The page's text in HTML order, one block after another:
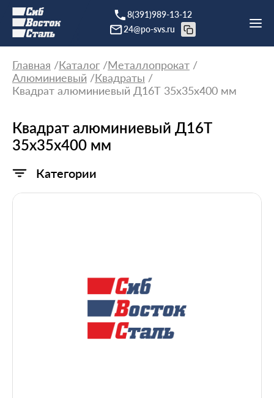
8(391)989-13-12
24@po-svs.ru
Главная Каталог
Металлопрокат
Алюминиевый
Квадраты
Квадрат алюминиевый Д16Т 35х35х400 мм
Квадрат алюминиевый Д16Т
35х35х400 мм
Категории